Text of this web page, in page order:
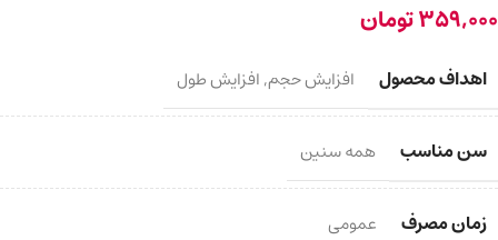
359,000تومان
اهداف محصول افزایش حجم,افزایش طول
سن مناسب همه سنین
زمان مصرف عمومی